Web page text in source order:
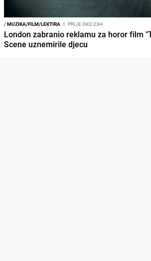
/MUZIKA/FILM/LEKTIRA I PRIJE OKO 23H
London zabranio reklamu za horor film
Scene uznemirile djecu